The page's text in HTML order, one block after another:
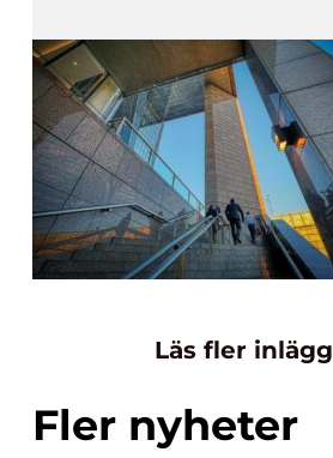
Läs fler
Fler nyheter